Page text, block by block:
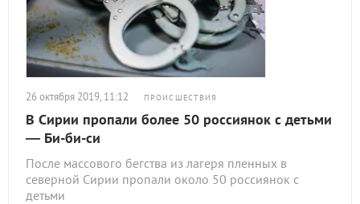
26 октября 2019, 11:12 ПРОИСШЕСТВИЯ
В Сирии пропали более 50 россиянок с детьми
— Би-би-си
После массового бегства из лагеря пленных в
северной Сирии пропали около 50 россиянок с
детьми